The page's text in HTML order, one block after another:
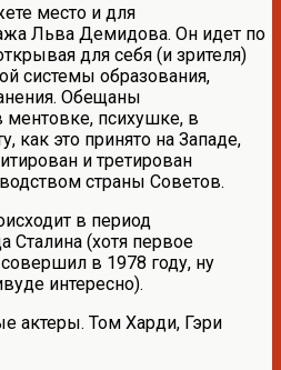
место и для
Льва Демидова. Он идет по
для себя (и зрителя)
системы образования,
Обещаны
ментовке, психушке, в
как это принято на Западе,
и третирован
страны Советов.
в период
Сталина (хотя первое
в 1978 году, ну
интересно).
актеры. Том Харди, Гэри